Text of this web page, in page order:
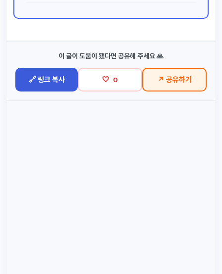
이 글이 도움이 됐다면 공유해 주세요 🙏
🔗 링크 복사 🤍 0 ↗ 공유하기